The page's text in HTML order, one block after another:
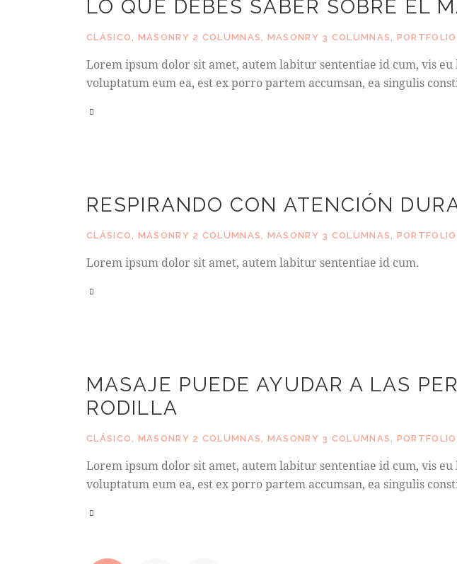
LO QUE DEBES SABER SOBRE EL
CLÁSICO, MASONRY 2 COLUMNAS, MASONRY 3 COLUMNAS,
Lorem ipsum dolor sit amet, autem labitur sententiae id cum, vis
voluptatum eum ea, est ex porro partem accumsan, ea singulis
RESPIRANDO CON ATENCIÓN
CLÁSICO, MASONRY 2 COLUMNAS, MASONRY 3 COLUMNAS,
Lorem ipsum dolor sit amet, autem labitur sententiae id cum.
MASAJE PUEDE AYUDAR A LAS
RODILLA
CLÁSICO, MASONRY 2 COLUMNAS, MASONRY 3 COLUMNAS,
Lorem ipsum dolor sit amet, autem labitur sententiae id cum, vis
voluptatum eum ea, est ex porro partem accumsan, ea singulis